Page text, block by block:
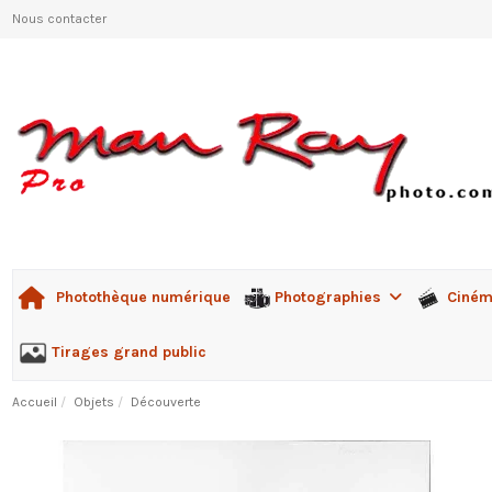
Nous contacter
Photothèque numérique Photographies
Tirages grand public
Accueil Objets Découverte